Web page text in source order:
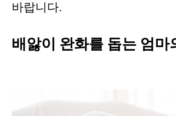
바랍니다.
배앓이 완화를 돕는 엄마